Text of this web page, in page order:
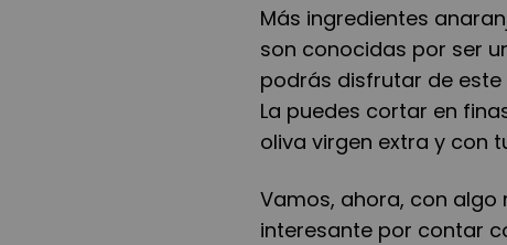
Más ingredientes
son conocidas por ser
podrás disfrutar de
La puedes cortar en
oliva virgen extra y con
Vamos, ahora, con algo
interesante por contar